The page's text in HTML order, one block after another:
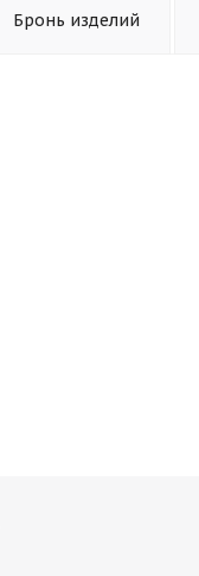
Бронь изделий